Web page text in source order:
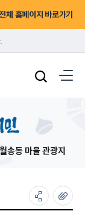
체 홈페이지 바로가기
월송동 마을 관광지